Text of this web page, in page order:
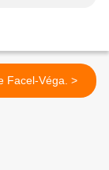
Putain de Facel-Véga. >